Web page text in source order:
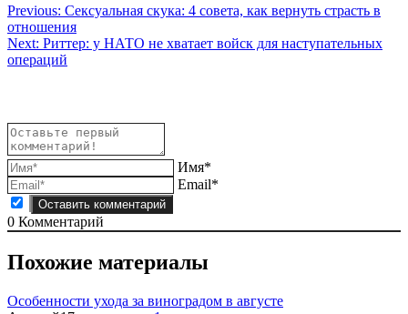
Навигация
по
записям
Previous: Сексуальная скука: 4 совета, как вернуть страсть в
отношения
Next: Риттер: у НАТО не хватает войск для наступательных
операций
Имя*
Email*
0 Комментарий
Похожие материалы
Особенности ухода за виноградом в августе